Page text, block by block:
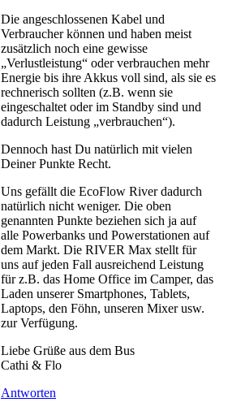
Die angeschlossenen Kabel und
Verbraucher können und haben meist
zusätzlich noch eine gewisse
„Verlustleistung“ oder verbrauchen mehr
Energie bis ihre Akkus voll sind, als sie es
rechnerisch sollten (z.B. wenn sie
eingeschaltet oder im Standby sind und
dadurch Leistung „verbrauchen“).
Dennoch hast Du natürlich mit vielen
Deiner Punkte Recht.
Uns gefällt die EcoFlow River dadurch
natürlich nicht weniger. Die oben
genannten Punkte beziehen sich ja auf
alle Powerbanks und Powerstationen auf
dem Markt. Die RIVER Max stellt für
uns auf jeden Fall ausreichend Leistung
für z.B. das Home Office im Camper, das
Laden unserer Smartphones, Tablets,
Laptops, den Föhn, unseren Mixer usw.
zur Verfügung.
Liebe Grüße aus dem Bus
Cathi & Flo
Antworten